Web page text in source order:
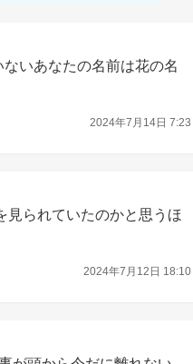
いあなたの名前は花の名
2024年7月14日 7:23
見られていたのかと思うほ
2024年7月12日 18:10